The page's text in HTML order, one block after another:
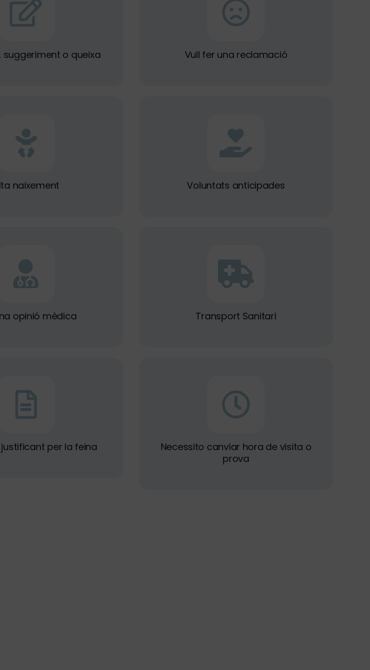
suggeriment o queixa Vull fer una reclamació
naixement Voluntats anticipades
opinió mèdica Transport Sanitari
per la feina
Necessito canviar hora de visita o
prova